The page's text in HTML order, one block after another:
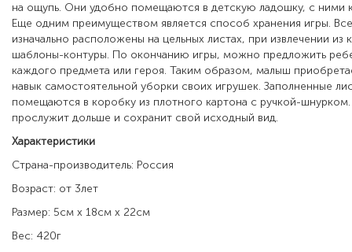
на ощупь. Они удобно помещаются в детскую ладошку, с ними
Еще одним преимуществом является способ хранения игры.
изначально расположены на цельных листах, при извлечении из
шаблоны-контуры. По окончанию игры, можно предложить
каждого предмета или героя. Таким образом, малыш
навык самостоятельной уборки своих игрушек. Заполненные
помещаются в коробку из плотного картона с ручкой-
прослужит дольше и сохранит свой исходный вид.
Характеристики
Страна-производитель: Россия
Возраст: от 3лет
Размер: 5см x 18см x 22см
Вес: 420г